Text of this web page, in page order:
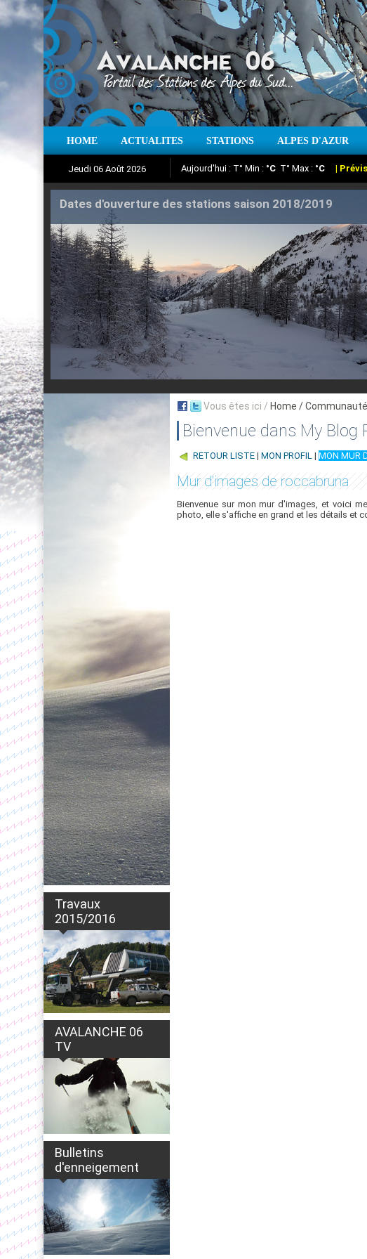
HOME ACTUALITES STATIONS ALPES D'AZUR
Jeudi 06 Août 2026
Aujourd'hui : T° Min : °CT° Max :°C |
Iso à 0° :mNeige sur 12 heures :cmVent : |
Suivez en direct l'actualité des stations des
Travaux
2015/2016
AVALANCHE 06
TV
Bulletins
d'enneigement
Vous êtes ici / Home /
Bienvenue dans My Blog
RETOUR LISTE | MON PROFIL | MON MUR
Mur d'images de roccabruna
Bienvenue sur mon mur d'images, et voici
photo, elle s'affiche en grand et les détails et